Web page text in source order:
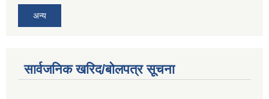
अन्य
सार्वजनिक खरिद/बोलपत्र सूचना